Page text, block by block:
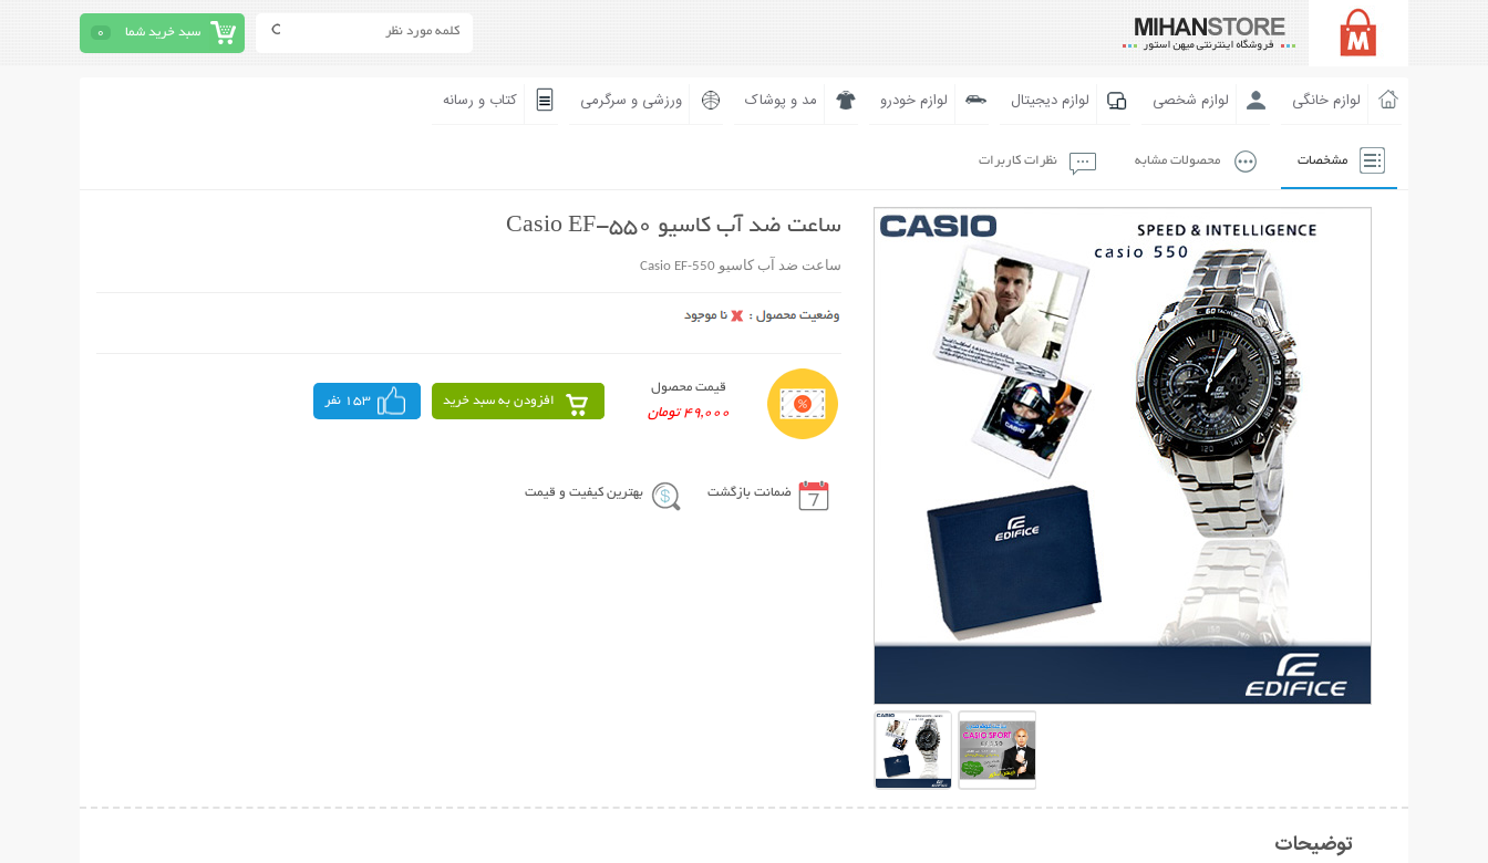
سبد خرید شما 0
لوازم خانگی لوازم شخصی لوازم دیجیتال لوازم خودرو مد و پوشاک ورزشی و سرگرمی کتاب و رسانه
مشخصات محصولات مشابه نظرات کاربرات
ساعت ضد آب کاسیو Casio EF-550
ساعت ضد آب کاسیو Casio EF-550
قیمت محصول
49,000 تومان
افزودن به سبد خرید 153 نفر
ضمانت بازگشت بهترین کیفیت و قیمت
توضیحات